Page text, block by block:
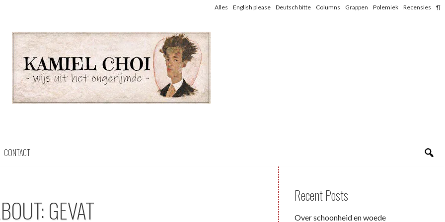
Alles English please Deutsch bitte Columns Grappen Polemiek Recensies ¶
CONTACT
GEVAT Recent Posts
Over schoonheid en woede